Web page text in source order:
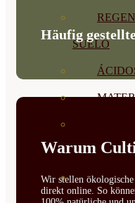
SUELO
PLANTAS
Häufig
Warum
Wir stellen
direkt online. So